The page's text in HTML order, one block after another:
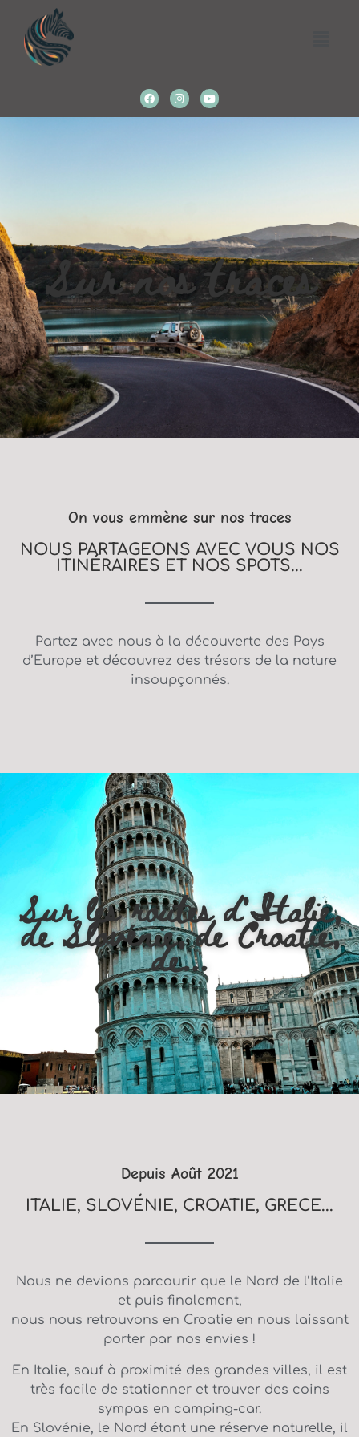
Sur nos traces
On vous emmène sur nos traces
NOUS PARTAGEONS AVEC VOUS NOS
ITINÉRAIRES ET NOS SPOTS...
Partez avec nous à la découverte des Pays
d’Europe et découvrez des trésors de la nature
insoupçonnés.
Sur les routes d'Italie,
de Slovénie, de Croatie,
de...
Depuis Août 2021
ITALIE, SLOVÉNIE, CROATIE, GRECE...
Nous ne devions parcourir que le Nord de l’Italie
et puis finalement,
nous nous retrouvons en Croatie en nous laissant
porter par nos envies !
En Italie, sauf à proximité des grandes villes, il est
très facile de stationner et trouver des coins
sympas en camping-car.
En Slovénie, le Nord étant une réserve naturelle, il